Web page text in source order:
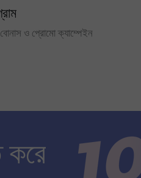
ও প্রোমো ক্যাম্পেইন
করে